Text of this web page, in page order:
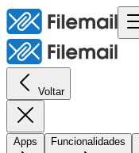
Voltar
Apps Funcionalidades